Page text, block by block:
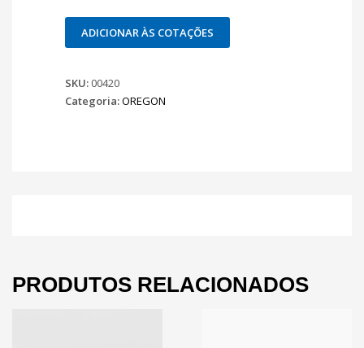
ADICIONAR ÀS COTAÇÕES
SKU: 00420
Categoria:OREGON
PRODUTOS RELACIONADOS